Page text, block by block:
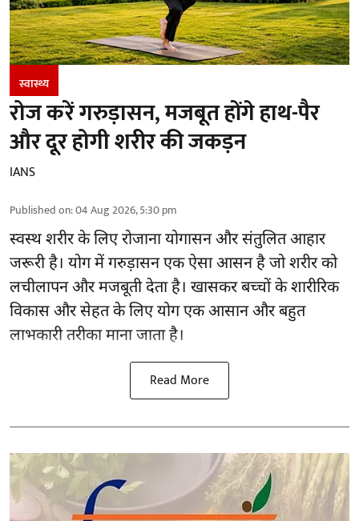
स्वास्थ्य
रोज करें गरुड़ासन, मजबूत होंगे हाथ-पैर
और दूर होगी शरीर की जकड़न
IANS
Published on:04 Aug 2026, 5:30 pm
स्वस्थ शरीर के लिए रोजाना योगासन और संतुलित आहार
जरूरी है। योगमें गरुड़ासन एक ऐसा आसन है जो शरीर को
लचीलापन और मजबूती देता है। खासकर बच्चों के शारीरिक
विकास और सेहत के लिए योग एक आसान और बहुत
लाभकारी तरीका माना जाता है।
Read More